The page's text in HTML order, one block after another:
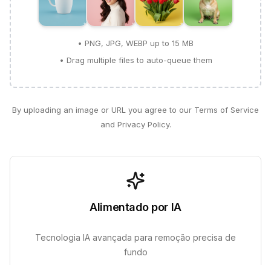
• PNG, JPG, WEBP up to 15 MB
• Drag multiple files to auto-queue them
By uploading an image or URL you agree to our Terms of Service
and Privacy Policy.
Alimentado por IA
Tecnologia IA avançada para remoção precisa de
fundo